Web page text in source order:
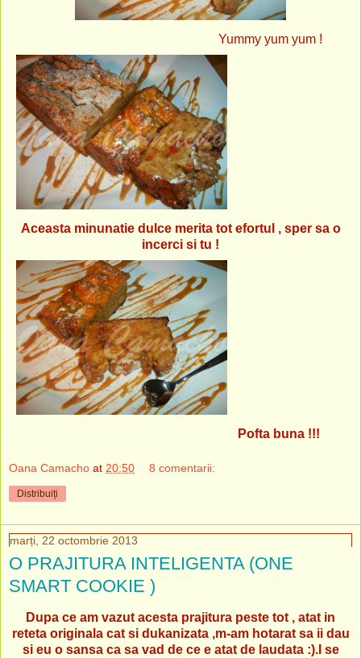
Yummy yum yum !
Aceasta minunatie dulce merita tot efortul , sper sa o
incerci si tu !
Pofta buna !!!
Oana Camacho at 20:50 8 comentarii:
Distribuiți
marți, 22 octombrie 2013
O PRAJITURA INTELIGENTA (ONE
SMART COOKIE )
Dupa ce am vazut acesta prajitura peste tot , atat in
reteta originala cat si dukanizata ,m-am hotarat sa ii dau
si eu o sansa ca sa vad de ce e atat de laudata :).I se